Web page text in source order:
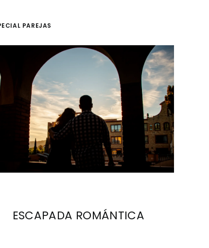
PAREJAS
ESCAPADA ROMÁNTICA